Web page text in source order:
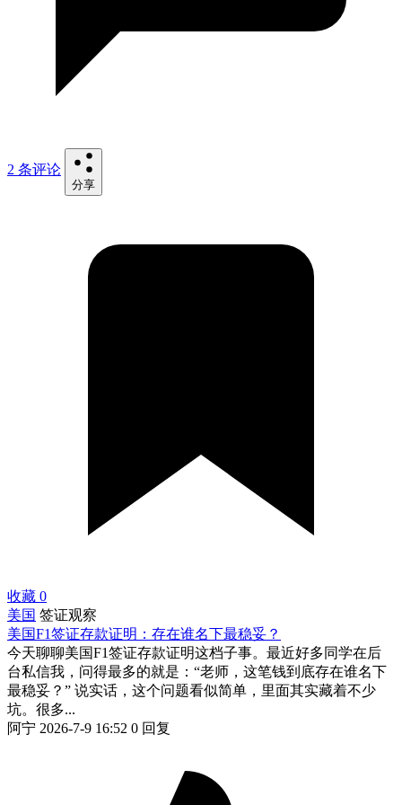
2 条评论
分享
收藏 0
美国 签证观察
美国F1签证存款证明：存在谁名下最稳妥？
今天聊聊美国F1签证存款证明这档子事。最近好多同学在后
台私信我，问得最多的就是：“老师，这笔钱到底存在谁名下
最稳妥？” 说实话，这个问题看似简单，里面其实藏着不少
坑。很多...
阿宁 2026-7-9 16:52 0 回复